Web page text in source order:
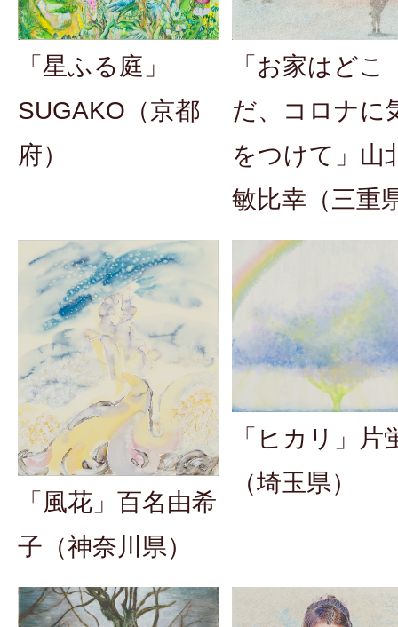
「星ふる庭」
SUGAKO（京都
府）
「お家はどこ
だ、コロナに
をつけて」山
敏比幸（三重
「風花」百名由希
子（神奈川県）
「ヒカリ」片
（埼玉県）